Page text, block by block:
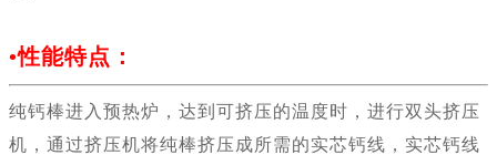
•性能特点：
纯钙棒进入预热炉，达到可挤压的温度时，进行双头挤压
机，通过挤压机将纯棒挤压成所需的实芯钙线，实芯钙线